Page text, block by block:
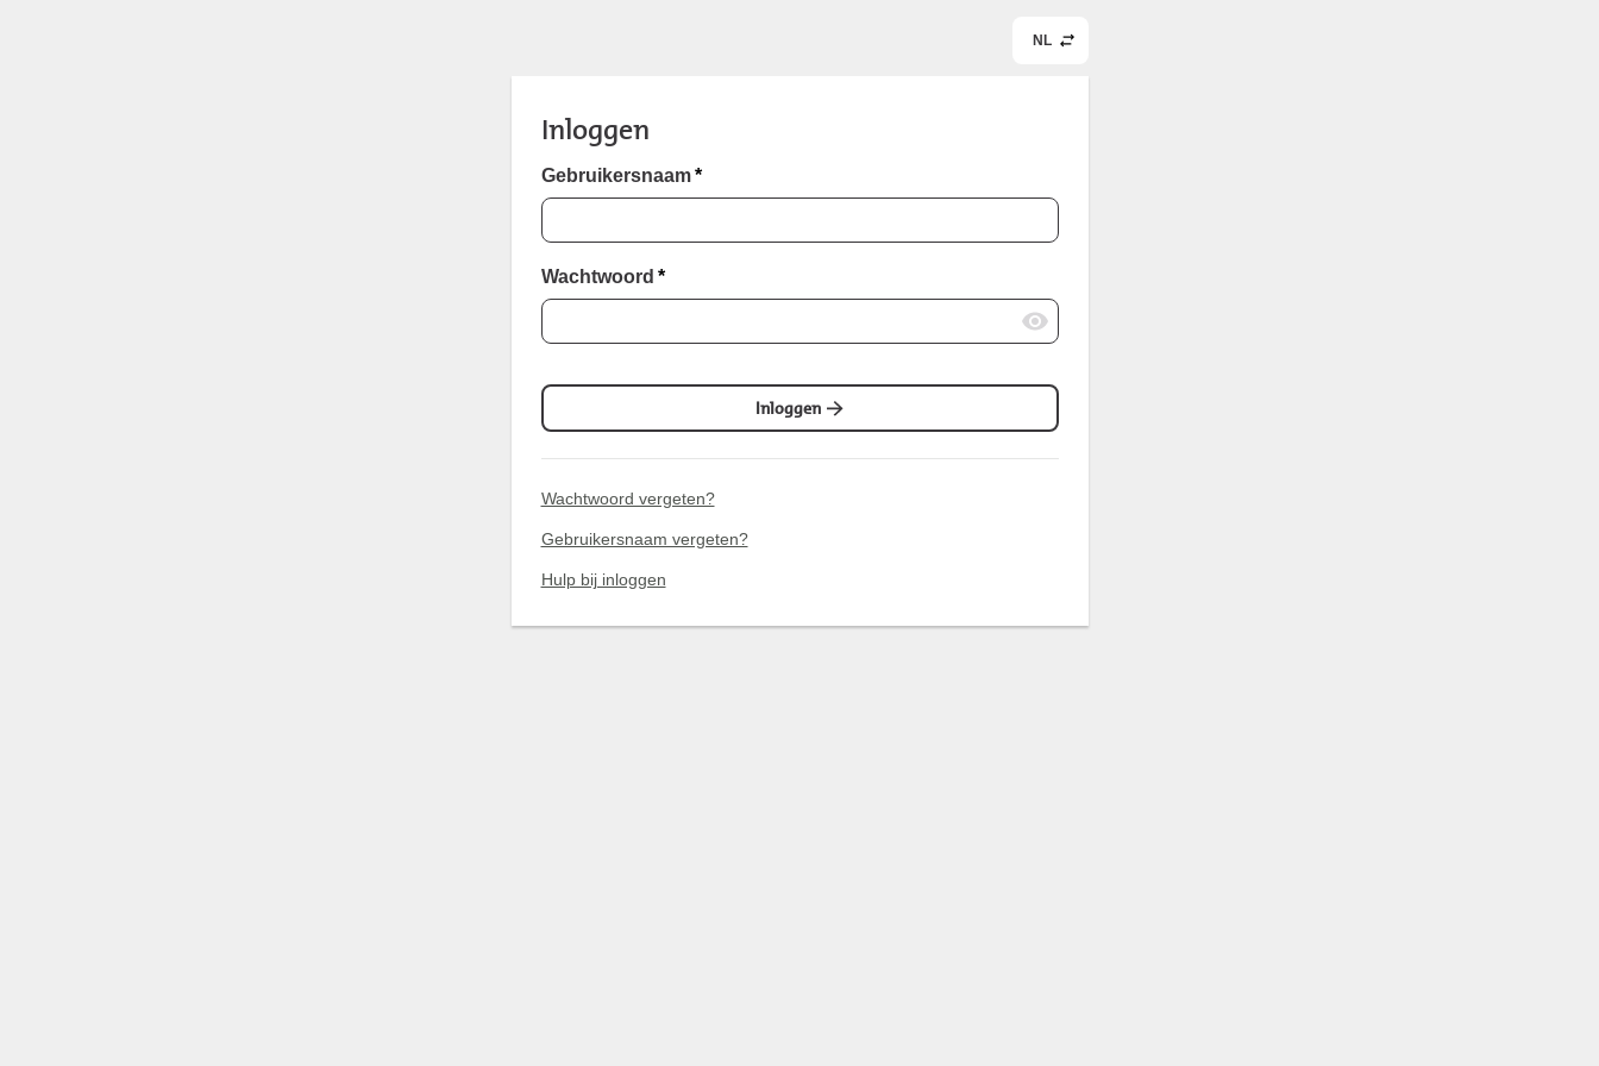
NL
Inloggen
Gebruikersnaam *
Wachtwoord *
Inloggen
Wachtwoord vergeten?
Gebruikersnaam vergeten?
Hulp bij inloggen